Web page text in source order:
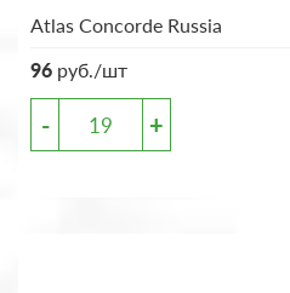
Atlas Concorde Russia
96 руб./шт
- +